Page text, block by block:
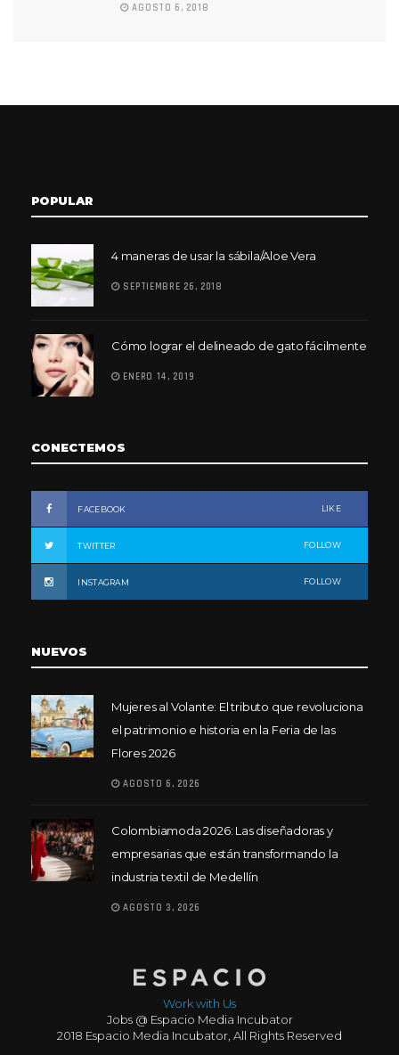
AGOSTO 6, 2018
POPULAR
4 maneras de usar la sábila/Aloe Vera
SEPTIEMBRE 26, 2018
Cómo lograr el delineado de gato fácilmente
ENERO 14, 2019
CONECTEMOS
FACEBOOK LIKE
TWITTER FOLLOW
INSTAGRAM FOLLOW
NUEVOS
Mujeres al Volante: El tributo que revoluciona
el patrimonio e historia en la Feria de las
Flores 2026
AGOSTO 6, 2026
Colombiamoda 2026: Las diseñadoras y
empresarias que están transformando la
industria textil de Medellín
AGOSTO 3, 2026
Work with Us
Jobs @ Espacio Media Incubator
2018 Espacio Media Incubator, All Rights Reserved